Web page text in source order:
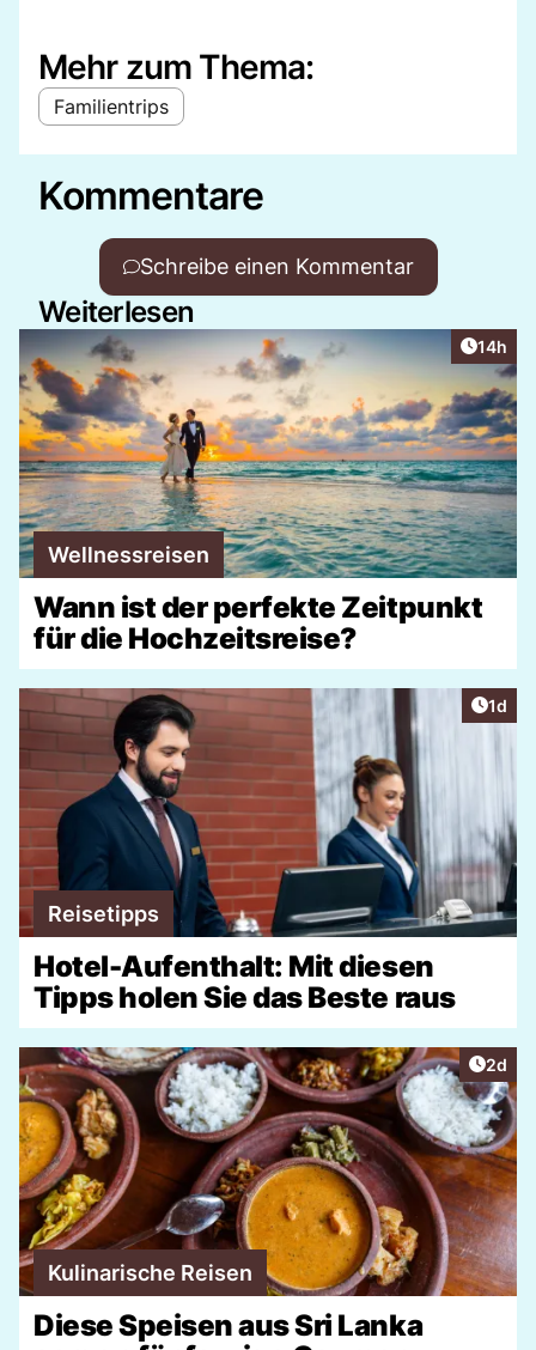
Mehr zum Thema:
Familientrips
Kommentare
Schreibe einen Kommentar
Weiterlesen
Artikel
14h
Wellnessreisen
Wann ist der perfekte Zeitpunkt
für die Hochzeitsreise?
1d
Reisetipps
Hotel-Aufenthalt: Mit diesen
Tipps holen Sie das Beste raus
2d
Kulinarische Reisen
Diese Speisen aus Sri Lanka